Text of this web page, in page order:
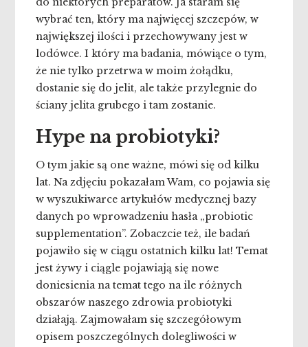
wybrać ten, który ma najwięcej szczepów, w
największej ilości i przechowywany jest w
lodówce. I który ma badania, mówiące o tym,
że nie tylko przetrwa w moim żołądku,
dostanie się do jelit, ale także przylegnie do
ściany jelita grubego i tam zostanie.
Hype na probiotyki?
O tym jakie są one ważne, mówi się od kilku
lat. Na zdjęciu pokazałam Wam, co pojawia się
w wyszukiwarce artykułów medycznej bazy
danych po wprowadzeniu hasła „probiotic
supplementation”. Zobaczcie też, ile badań
pojawiło się w ciągu ostatnich kilku lat! Temat
jest żywy i ciągle pojawiają się nowe
doniesienia na temat tego na ile różnych
obszarów naszego zdrowia probiotyki
działają. Zajmowałam się szczegółowym
opisem poszczególnych dolegliwości w